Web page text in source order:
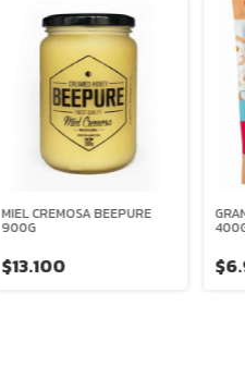
MIEL CREMOSA BEEPURE
900G
$13.100